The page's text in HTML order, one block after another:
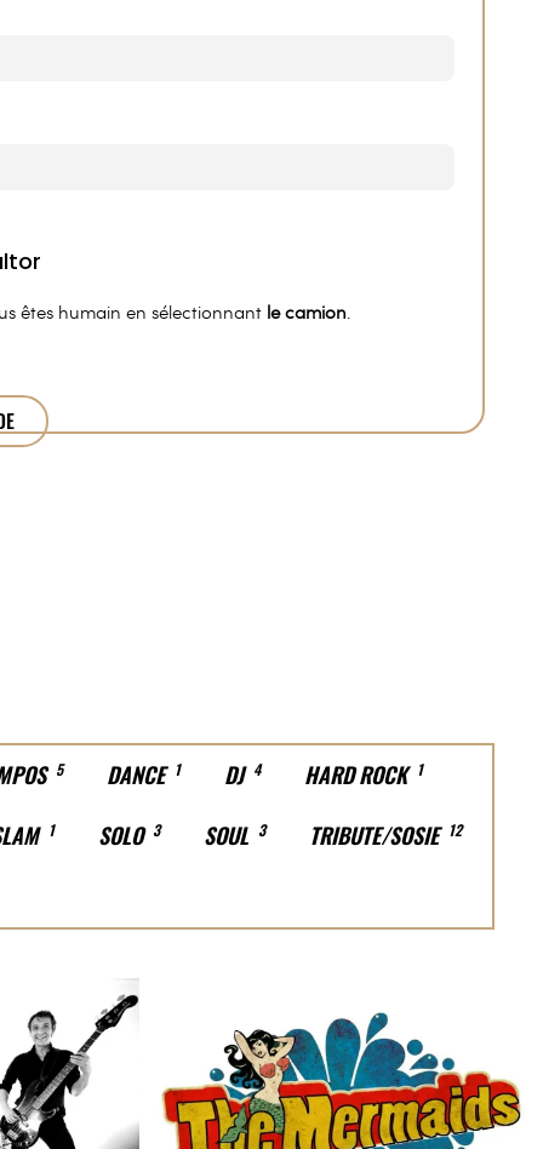
êtes humain en sélectionnant le camion
5 DANCE 1 DJ 4 HARD ROCK 1
1 SOLO 3 SOUL 3 TRIBUTE/SOSIE 12
ROCK